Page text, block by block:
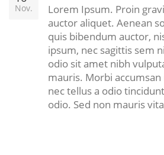
Nov.
Lorem Ipsum. Proin
auctor aliquet. Aenean
quis bibendum auctor,
ipsum, nec sagittis sem
odio sit amet nibh
mauris. Morbi
nec tellus a odio
odio. Sed non mauris